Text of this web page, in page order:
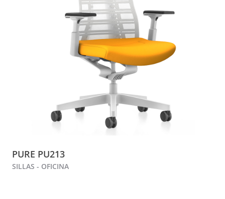
PURE PU213
SILLAS - OFICINA